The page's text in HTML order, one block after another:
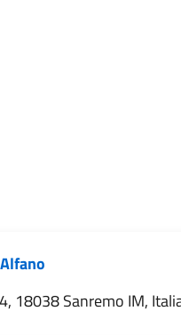
18038 Sanremo IM,